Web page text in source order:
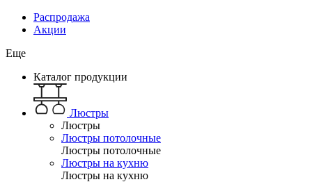
Распродажа
Акции
Еще
Каталог продукции
Люстры
Люстры
Люстры потолочные
Люстры потолочные
Люстры на кухню
Люстры на кухню